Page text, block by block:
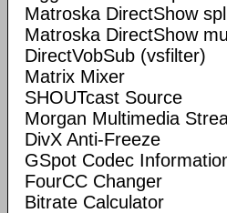
Matroska DirectShow
Matroska DirectShow
DirectVobSub (vsfilter)
Matrix Mixer
SHOUTcast Source
Morgan Multimedia
DivX Anti-Freeze
GSpot Codec
FourCC Changer
Bitrate Calculator